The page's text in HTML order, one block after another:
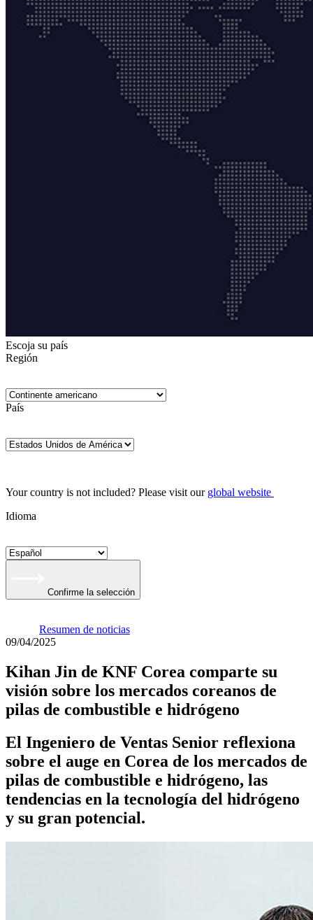
Escoja su país
Región
País
Your country is not included? Please visit our global website
Idioma
Confirme la selección
Resumen de noticias
09/04/2025
Kihan Jin de KNF Corea comparte su
visión sobre los mercados coreanos de
pilas de combustible e hidrógeno
El Ingeniero de Ventas Senior reflexiona
sobre el auge en Corea de los mercados de
pilas de combustible e hidrógeno, las
tendencias en la tecnología del hidrógeno
y su gran potencial.